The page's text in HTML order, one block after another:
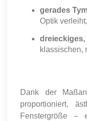
gerades
Optik verleiht,
dreieckiges,
klassischen,
Dank der
proportioniert,
Fenstergröße –